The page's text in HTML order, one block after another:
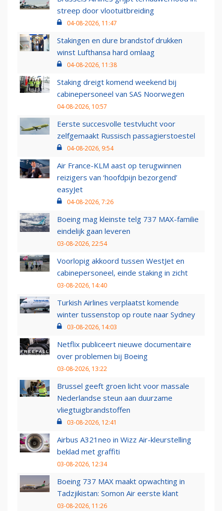
streep door vlootuitbreiding
04-08-2026, 11:47
Stakingen en dure brandstof drukken
winst Lufthansa hard omlaag
04-08-2026, 11:38
Staking dreigt komend weekend bij
cabinepersoneel van SAS Noorwegen
04-08-2026, 10:57
Eerste succesvolle testvlucht voor
zelfgemaakt Russisch passagierstoestel
04-08-2026, 9:54
Air France-KLM aast op terugwinnen
reizigers van ‘hoofdpijn bezorgend’
easyJet
04-08-2026, 7:26
Boeing mag kleinste telg 737 MAX-familie
eindelijk gaan leveren
03-08-2026, 22:54
Voorlopig akkoord tussen WestJet en
cabinepersoneel, einde staking in zicht
03-08-2026, 14:40
Turkish Airlines verplaatst komende
winter tussenstop op route naar Sydney
03-08-2026, 14:03
Netflix publiceert nieuwe documentaire
over problemen bij Boeing
03-08-2026, 13:22
Brussel geeft groen licht voor massale
Nederlandse steun aan duurzame
vliegtuigbrandstoffen
03-08-2026, 12:41
Airbus A321neo in Wizz Air-kleurstelling
beklad met graffiti
03-08-2026, 12:34
Boeing 737 MAX maakt opwachting in
Tadzjikistan: Somon Air eerste klant
03-08-2026, 11:26